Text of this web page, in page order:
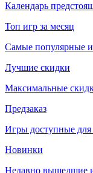
Календарь
Топ игр за месяц
Самые популярные
Лучшие скидки
Максимальные
Предзаказ
Игры доступные для
Новинки
Недавно вышедшие